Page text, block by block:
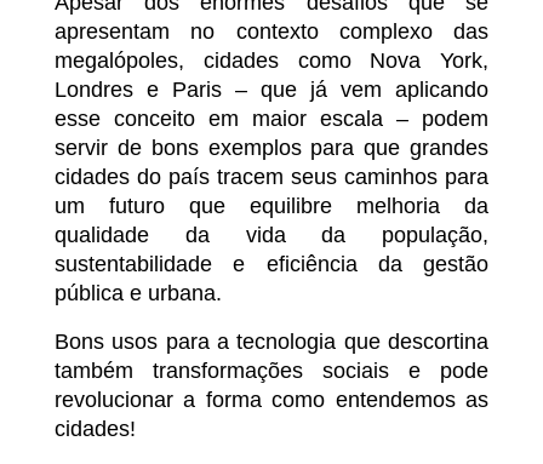
apresentam no contexto complexo das
megalópoles, cidades como Nova York,
Londres e Paris – que já vem aplicando
esse conceito em maior escala – podem
servir de bons exemplos para que grandes
cidades do país tracem seus caminhos para
um futuro que equilibre melhoria da
qualidade da vida da população,
sustentabilidade e eficiência da gestão
pública e urbana.
Bons usos para a tecnologia que descortina
também transformações sociais e pode
revolucionar a forma como entendemos as
cidades!